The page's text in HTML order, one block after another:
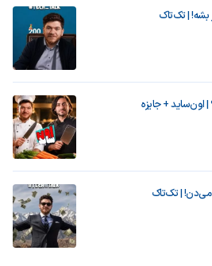
| تک‌تاک
| اون‌ساید + جایزه